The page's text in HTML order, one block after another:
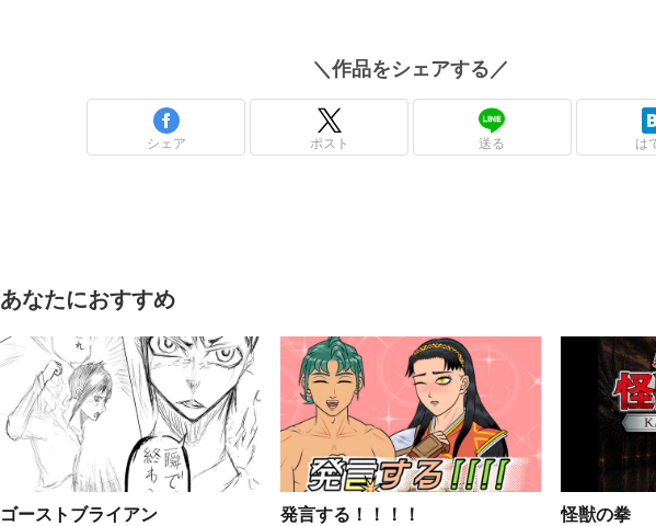
＼ 作品をシェアする／
シェア ポスト 送る は
あなたにおすすめ
ゴーストブライアン 発言する！！！！ 怪獣の拳